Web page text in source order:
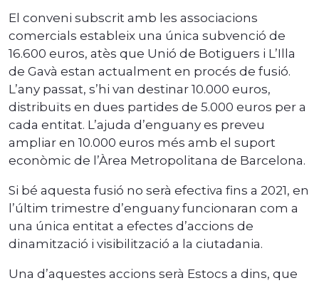
El conveni subscrit amb les associacions
comercials estableix una única subvenció de
16.600 euros, atès que Unió de Botiguers i L’Illa
de Gavà estan actualment en procés de fusió.
L’any passat, s’hi van destinar 10.000 euros,
distribuïts en dues partides de 5.000 euros per a
cada entitat. L’ajuda d’enguany es preveu
ampliar en 10.000 euros més amb el suport
econòmic de l’Àrea Metropolitana de Barcelona.
Si bé aquesta fusió no serà efectiva fins a 2021, en
l’últim trimestre d’enguany funcionaran com a
una única entitat a efectes d’accions de
dinamització i visibilització a la ciutadania.
Una d’aquestes accions serà Estocs a dins, que